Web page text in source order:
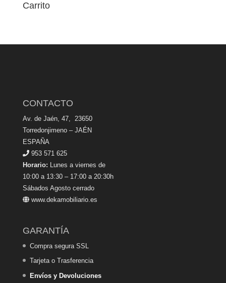
Carrito
CONTACTO
Av. de Jaén, 47, 23650
Torredonjimeno – JAÉN
ESPAÑA
953 571 625
Horario: Lunes a viernes de
10:00 a 13:30 – 17:00 a 20:30h
Sábados Agosto cerrado
www.dekamobiliario.es
GARANTÍA
Compra segura SSL
Tarjeta o Trasferencia
Envíos y Devoluciones